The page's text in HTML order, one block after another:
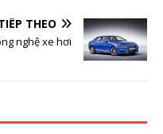
THEO
nghệ xe hơi